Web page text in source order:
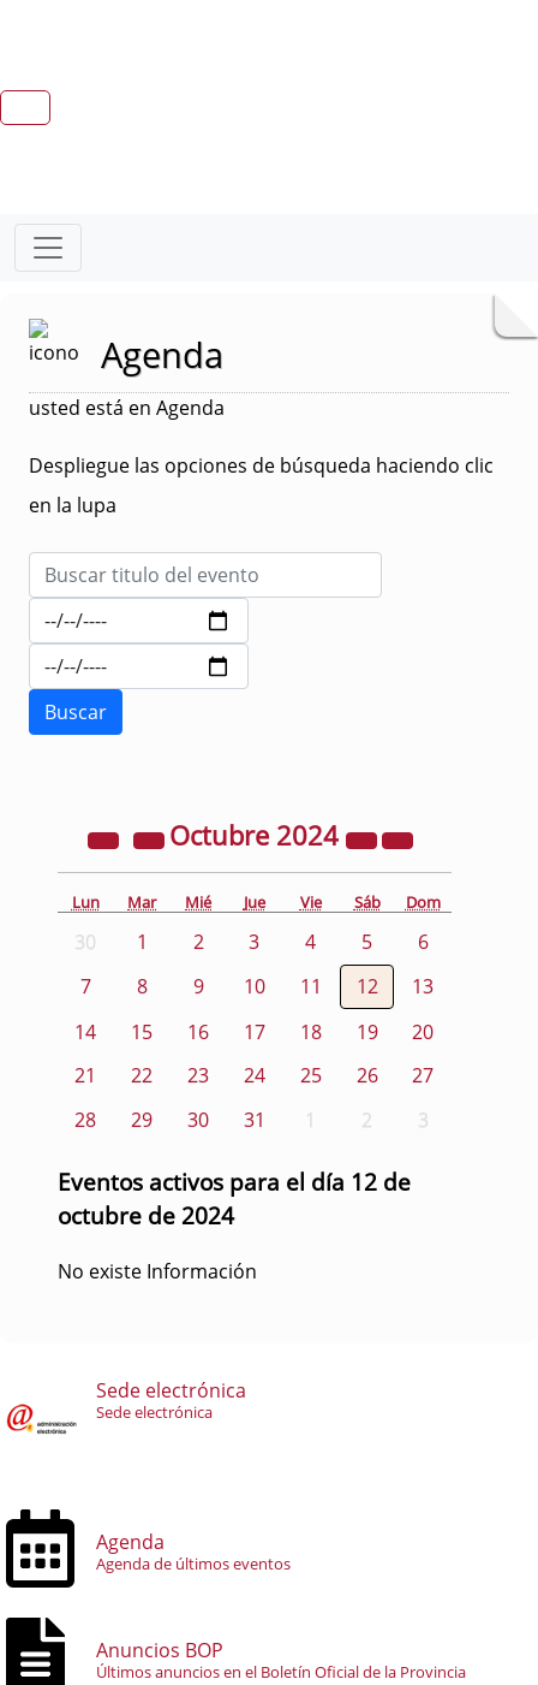
Agenda
usted está en Agenda
Despliegue las opciones de búsqueda haciendo clic
en la lupa
Octubre 2024
Lun Mar Mié Jue Vie Sáb Dom
30 1 2 3 4 5
6
7
8 9 10 11 12
13
14
15 16 17 18 19
20
21
22 23 24 25 26
27
28
29 30 31 1 2 3
Eventos activos para el día 12 de
octubre de 2024
No existe Información
Sede electrónica
Sede electrónica
Agenda
Agenda de últimos eventos
Anuncios BOP
Últimos anuncios en el Boletín Oficial de la Provincia